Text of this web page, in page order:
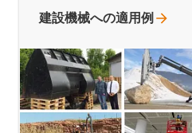
建設機械への適用例